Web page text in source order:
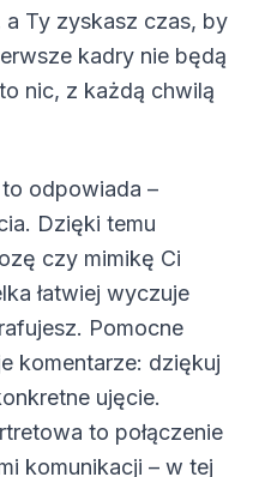
Ty zyskasz czas, by
kadry nie będą
nic, z każdą chwilą
odpowiada –
Dzięki temu
czy mimikę Ci
łatwiej wyczuje
Pomocne
komentarze: dziękuj
ujęcie.
to połączenie
komunikacji – w tej